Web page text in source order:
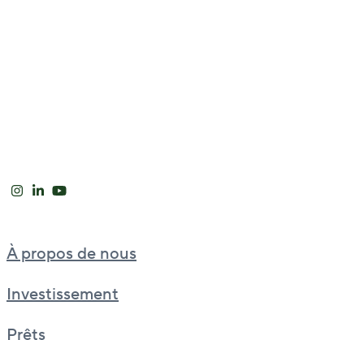
À propos de nous
Investissement
Prêts